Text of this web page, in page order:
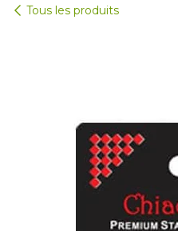
Tous les produits